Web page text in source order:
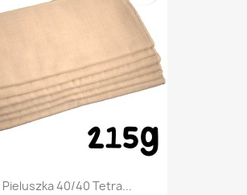
Pieluszka 40/40 Tetra...